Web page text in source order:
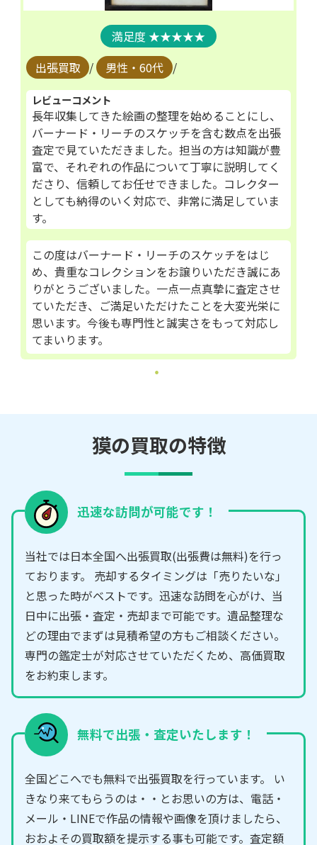
★★★★★
出張買取 / 男性・60代 /
レビューコメント
長年収集してきた絵画の整理を始めることにし、
バーナード・リーチのスケッチを含む数点を出張
査定で見ていただきました。担当の方は知識が豊
富で、それぞれの作品について丁寧に説明してく
ださり、信頼してお任せできました。コレクター
としても納得のいく対応で、非常に満足していま
す。
この度はバーナード・リーチのスケッチをはじ
め、貴重なコレクションをお譲りいただき誠にあ
りがとうございました。一点一点真摯に査定させ
ていただき、ご満足いただけたことを大変光栄に
思います。今後も専門性と誠実さをもって対応し
てまいります。
獏の買取の特徴
迅速な訪問が可能です！
当社では日本全国へ出張買取(出張費は無料)を行っ
ております。 売却するタイミングは「売りたいな」
と思った時がベストです。迅速な訪問を心がけ、当
日中に出張・査定・売却まで可能です。遺品整理な
どの理由でまずは見積希望の方もご相談ください。
専門の鑑定士が対応させていただくため、高価買取
をお約束します。
無料で出張・査定いたします！
全国どこへでも無料で出張買取を行っています。 い
きなり来てもらうのは・・とお思いの方は、電話・
メール・LINEで作品の情報や画像を頂けましたら、
おおよその買取額を提示する事も可能です。査定額